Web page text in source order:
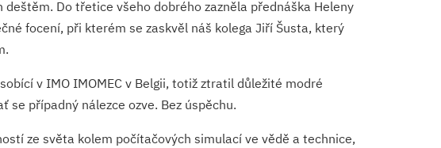
Do třetice všeho dobrého zazněla přednáška Heleny
focení, při kterém se zaskvěl náš kolega Jiří Šusta, který
v IMO IMOMEC v Belgii, totiž ztratil důležité modré
se případný nálezce ozve. Bez úspěchu.
ze světa kolem počítačových simulací ve vědě a technice,